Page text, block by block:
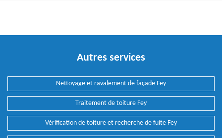
Autres services
Nettoyage et ravalement de façade Fey
Traitement de toiture Fey
Vérification de toiture et recherche de fuite Fey